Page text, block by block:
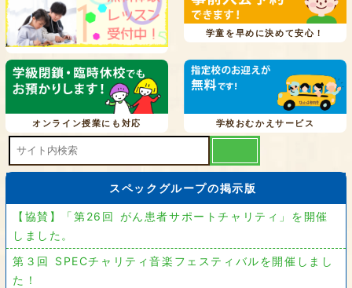
学童を早めに決めて安心！
オンライン授業にも対応 学校おむかえサービス
スペックグループの掲示版
【協賛】「第26回 がん患者サポートチャリティ」を開催
しました。
第３回 SPECチャリティ音楽フェスティバルを開催しまし
た！